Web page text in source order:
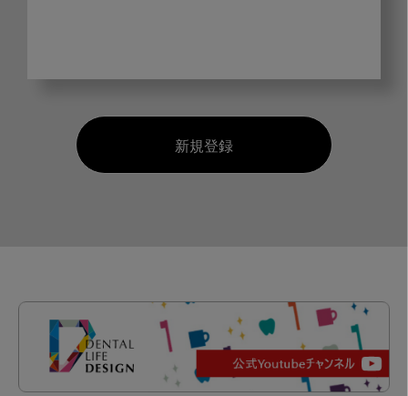
新規登録